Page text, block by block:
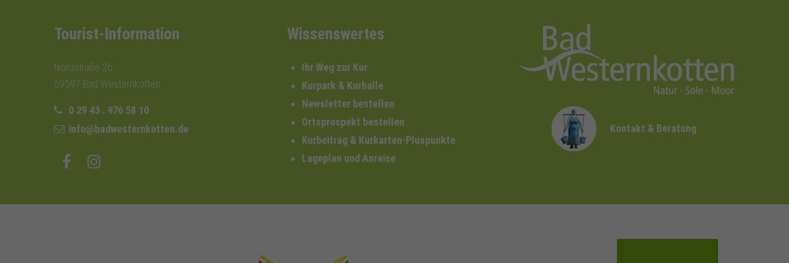
Tourist-Information
Nordstraße 2b
59597 Bad Westernkotten
0 29 43 . 976 58 10
info@badwesternkotten.de
Wissenswertes
Ihr Weg zur Kur
Kurpark & Kurhalle
Newsletter bestellen
Ortsprospekt bestellen
Kurbeitrag & Kurkarten-Pluspunkte
Lageplan und Anreise
Kontakt & Beratung